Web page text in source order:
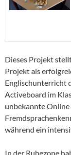
Dieses Projekt
Projekt als
Englischunterricht
Activeboard im
unbekannte
während ein
In der Ruhezone